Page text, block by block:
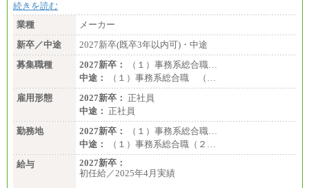
続きを読む
業種
メーカー
新卒／中途
2027新卒(既卒3年以内可)・中途
募集職種
2027新卒：
（１）事務系総合職…
中途：
（１）事務系総合職 （…
雇用形態
2027新卒： 正社員
中途： 正社員
勤務地
2027新卒：
（１）事務系総合職…
中途：
（１）事務系総合職（２…
給与
2027新卒：
初任給／2025年4月実績